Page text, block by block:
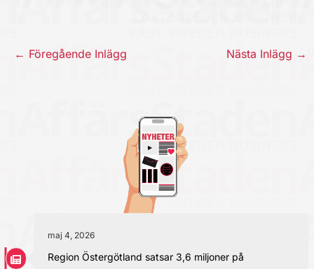
← Föregående Inlägg Nästa Inlägg →
maj 4, 2026
Region Östergötland satsar 3,6 miljoner på